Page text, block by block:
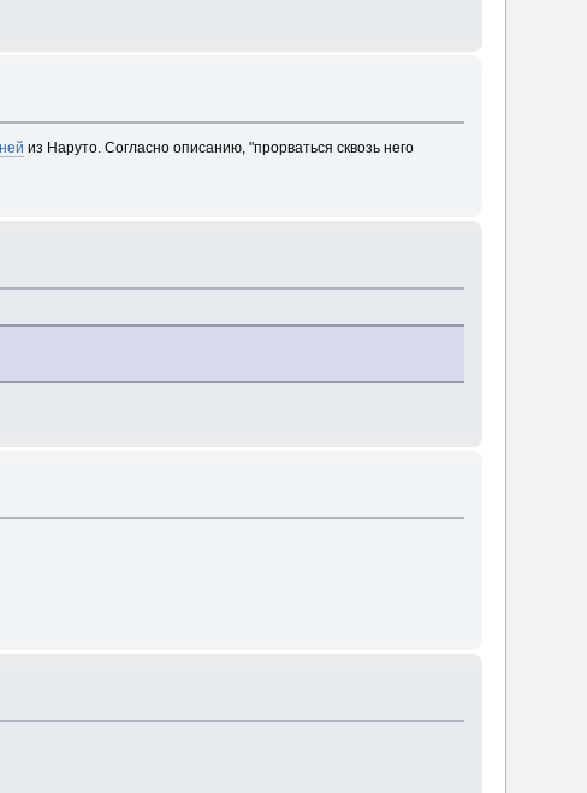
из Наруто. Согласно описанию, "прорваться сквозь него